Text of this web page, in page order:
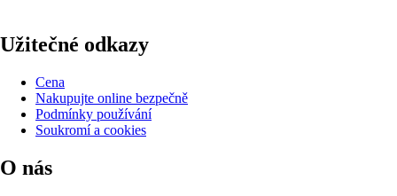
Užitečné odkazy
Cena
Nakupujte online bezpečně
Podmínky používání
Soukromí a cookies
O nás